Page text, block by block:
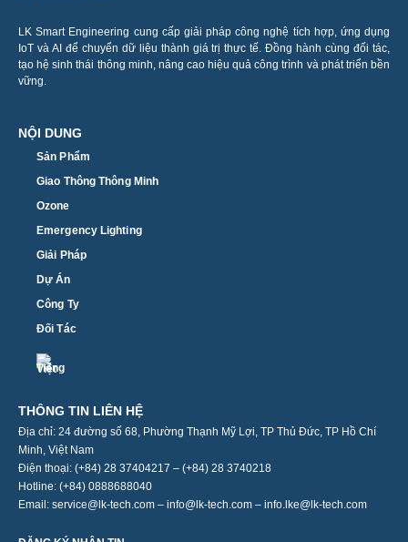
LK Smart Engineering cung cấp giải pháp công nghệ tích hợp, ứng dụng
IoT và AI để chuyển dữ liệu thành giá trị thực tế. Đồng hành cùng đối tác,
tạo hệ sinh thái thông minh, nâng cao hiệu quả công trình và phát triển bền
vững.
NỘI DUNG
Sản Phẩm
Giao Thông Thông Minh
Ozone
Emergency Lighting
Giải Pháp
Dự Án
Công Ty
Đối Tác
THÔNG TIN LIÊN HỆ
Địa chỉ: 24 đường số 68, Phường Thạnh Mỹ Lợi, TP Thủ Đức, TP Hồ Chí
Minh, Việt Nam
Điện thoại: (+84) 28 37404217 – (+84) 28 3740218
Hotline: (+84) 0888688040
Email: service@lk-tech.com – info@lk-tech.com – info.lke@lk-tech.com